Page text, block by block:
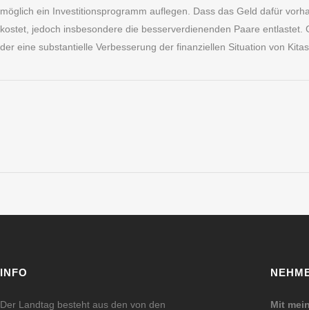
möglich ein Investitionsprogramm auflegen. Dass das Geld dafür
kostet, jedoch insbesondere die besserverdienenden Paare
der eine substantielle Verbesserung der finanziellen Situation von
INFO
Der Landtag besteht aus den von den Mit